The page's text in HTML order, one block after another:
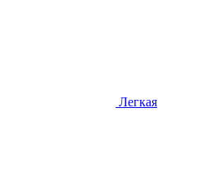
Легкая